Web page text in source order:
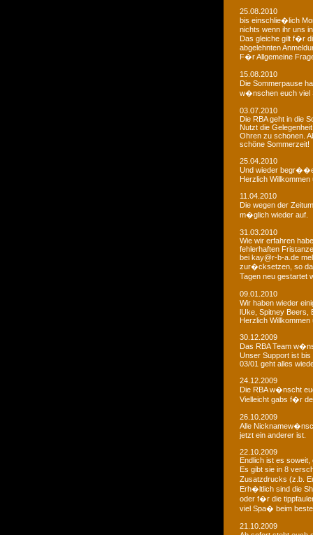
25.08.2010
bis einschlie�lich
nichts wenn ihr uns
Das gleiche gilt f�r
abgelehnten
F�r Allgemeine
15.08.2010
Die Sommerpause
w�nschen euch viel
03.07.2010
Die RBA geht in die
Nutzt die
Ohren zu schonen.
schöne Sommerzeit!
25.04.2010
Und wieder
Herzlich Willkommen
11.04.2010
Die wegen der
m�glich wieder auf.
31.03.2010
Wie wir erfahren
fehlerhaften
bei kay@r-b-a.de
zur�cksetzen, so
Tagen neu gestartet
09.01.2010
Wir haben wieder
lUke, Spitney Beers,
Herzlich Willkommen
30.12.2009
Das RBA Team
Unser Support ist bis
03/01 geht alles
24.12.2009
Die RBA w�nscht
Vielleicht gabs f�r
26.10.2009
Alle
jetzt ein anderer ist.
22.10.2009
Endlich ist es soweit,
Es gibt sie in 8
Zusatzdrucks (z.b.
Erh�ltlich sind die
oder f�r die
viel Spa� beim
21.10.2009